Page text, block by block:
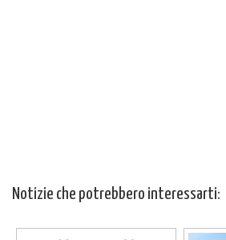
Notizie che potrebbero interessarti: